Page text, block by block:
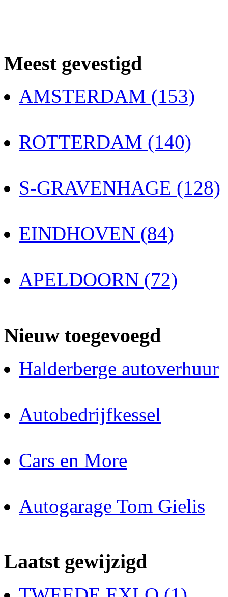
Meest gevestigd
AMSTERDAM (153)
ROTTERDAM (140)
S-GRAVENHAGE (128)
EINDHOVEN (84)
APELDOORN (72)
Nieuw toegevoegd
Halderberge autoverhuur
Autobedrijfkessel
Cars en More
Autogarage Tom Gielis
Laatst gewijzigd